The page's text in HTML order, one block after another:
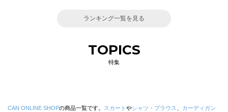
ランキング一覧を見る
TOPICS
特集
CAN ONLINE SHOPの商品一覧です。 スカート やシャツ・ブラウス
カーディガン